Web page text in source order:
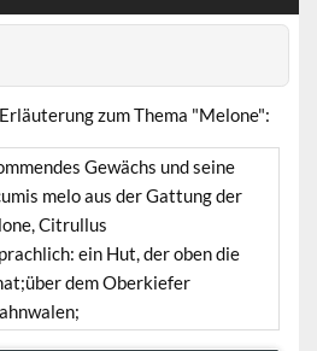
zum Thema "Melone":
Gewächs und seine
melo aus der Gattung der
Citrullus
ein Hut, der oben die
dem Oberkiefer